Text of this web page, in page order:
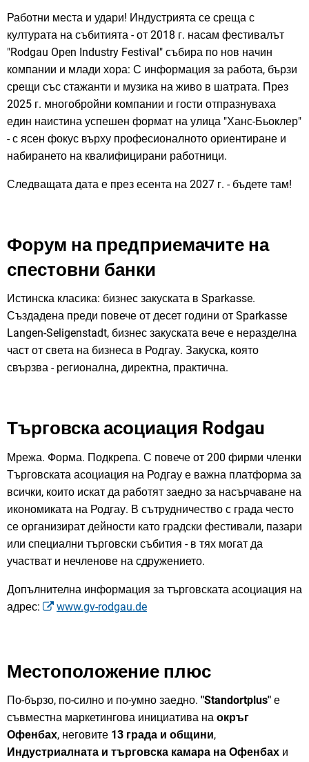
Работни места и удари! Индустрията се среща с
културата на събитията - от 2018 г. насам фестивалът
"Rodgau Open Industry Festival" събира по нов начин
компании и млади хора: С информация за работа, бързи
срещи със стажанти и музика на живо в шатрата. През
2025 г. многобройни компании и гости отпразнуваха
един наистина успешен формат на улица "Ханс-Бьоклер"
- с ясен фокус върху професионалното ориентиране и
набирането на квалифицирани работници.
Следващата дата е през есента на 2027 г. - бъдете там!
Форум на предприемачите на
спестовни банки
Истинска класика: бизнес закуската в Sparkasse.
Създадена преди повече от десет години от Sparkasse
Langen-Seligenstadt, бизнес закуската вече е неразделна
част от света на бизнеса в Родгау. Закуска, която
свързва - регионална, директна, практична.
Търговска асоциация Rodgau
Мрежа. Форма. Подкрепа. С повече от 200 фирми членки
Търговската асоциация на Родгау е важна платформа за
всички, които искат да работят заедно за насърчаване на
икономиката на Родгау. В сътрудничество с града често
се организират дейности като градски фестивали, пазари
или специални търговски събития - в тях могат да
участват и нечленове на сдружението.
Допълнителна информация за търговската асоциация на
адрес:
www.gv-rodgau.de
Местоположение плюс
По-бързо, по-силно и по-умно заедно. "Standortplus" е
съвместна маркетингова инициатива на окръг
Офенбах, неговите 13 града и общини,
Индустриалната и търговска камара на Офенбах и